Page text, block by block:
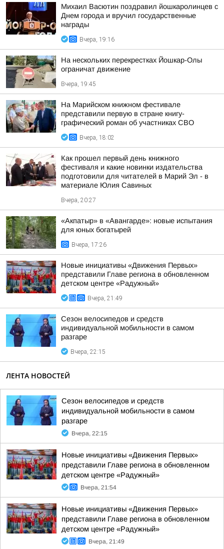
Михаил Васютин поздравил йошкаролинцев с
Днем города и вручил государственные
награды
Вчера, 19:16
На нескольких перекрестках Йошкар-Олы
ограничат движение
Вчера, 19:45
На Марийском книжном фестивале
представили первую в стране книгу-
графический роман об участниках СВО
Вчера, 18:02
Как прошел первый день книжного
фестиваля и какие новинки издательства
подготовили для читателей в Марий Эл - в
материале Юлия Савиных
Вчера, 20:27
«Акпатыр» в «Авангарде»: новые испытания
для юных богатырей
Вчера, 17:26
Новые инициативы «Движения Первых»
представили Главе региона в обновленном
детском центре «Радужный»
Вчера, 21:49
Сезон велосипедов и средств
индивидуальной мобильности в самом
разгаре
Вчера, 22:15
ЛЕНТА НОВОСТЕЙ
Сезон велосипедов и средств
индивидуальной мобильности в самом
разгаре
Вчера, 22:15
Новые инициативы «Движения Первых»
представили Главе региона в обновленном
детском центре «Радужный»
Вчера, 21:54
Новые инициативы «Движения Первых»
представили Главе региона в обновленном
детском центре «Радужный»
Вчера, 21:49